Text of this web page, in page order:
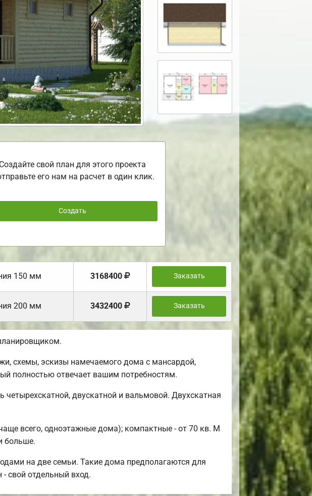
Создайте свой план для этого проекта
его нам на расчет в один клик.
Создать
150 мм 3168400 Заказать
200 мм 3432400 Заказать
схемы, эскизы намечаемого дома с мансардой,
полностью отвечает вашим потребностям.
двускатной и вальмовой. Двухскатная
всего, одноэтажные дома); компактные - от 70 кв. М
больше.
на две семьи. Такие дома предполагаются для
свой отдельный вход.